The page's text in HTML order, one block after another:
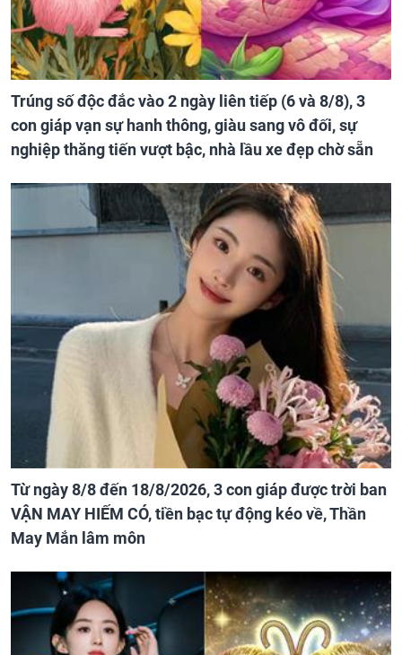
Trúng số độc đắc vào 2 ngày liên tiếp (6 và 8/8), 3
con giáp vạn sự hanh thông, giàu sang vô đối, sự
nghiệp thăng tiến vượt bậc, nhà lầu xe đẹp chờ sẵn
Từ ngày 8/8 đến 18/8/2026, 3 con giáp được trời ban
VẬN MAY HIẾM CÓ, tiền bạc tự động kéo về, Thần
May Mắn lâm môn